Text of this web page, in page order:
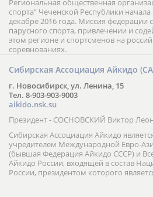
364013, г. Грозный, ул. Б.
Тел.: +7(928)603-00-50
Email: info@chyf.ru
Президент - ХАДЖИЕВ Хаджиев
Региональная общественная
спорта” Чеченской Республики начала
декабре 2016 года. Миссия федерации
парусного спорта, привлечении и
этом регионе и спортсменов на
соревнованиях.
Сибирская Ассоциация Айкидо
г. Новосибирск, ул. Ленина, 15
Тел. 8-903-903-9003
aikido.nsk.su